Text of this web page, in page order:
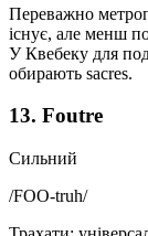
Переважно
існує, але менш
У Квебеку для
обирають sacres.
13. Foutre
Сильний
/FOO-truh/